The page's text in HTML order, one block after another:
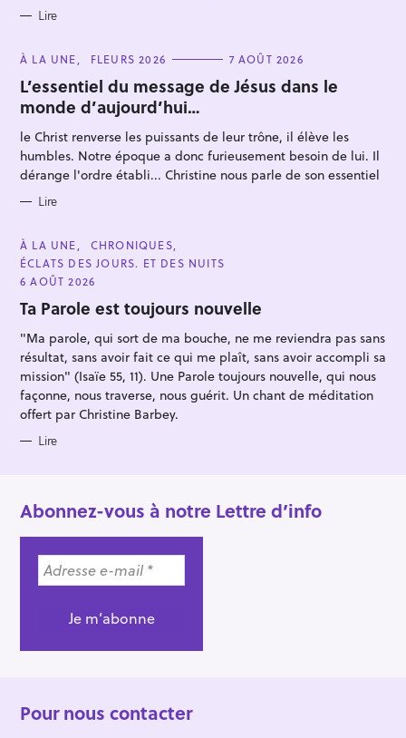
Lire
C
T
E
G
O
R
I
E
S
À LA UNE FLEURS 2026 7 AOÛT 2026
L’essentiel du message de Jésus dans le
monde d’aujourd’hui…
le Christ renverse les puissants de leur trône, il élève les
humbles. Notre époque a donc furieusement besoin de lui. Il
dérange l'ordre établi... Christine nous parle de son essentiel
Lire
C
A
T
E
O
R
E
À LA UNE
CHRONIQUES
ÉCLATS DES JOURS. ET DES NUITS
6 AOÛT 2026
Ta Parole est toujours nouvelle
"Ma parole, qui sort de ma bouche, ne me reviendra pas sans
résultat, sans avoir fait ce qui me plaît, sans avoir accompli sa
mission" (Isaïe 55, 11). Une Parole toujours nouvelle, qui nous
façonne, nous traverse, nous guérit. Un chant de méditation
offert par Christine Barbey.
Lire
Abonnez-vous à notre Lettre d’info
Pour nous contacter